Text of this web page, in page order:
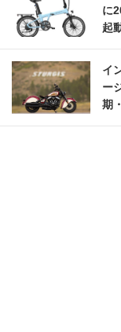
に
起
イ
ー
期